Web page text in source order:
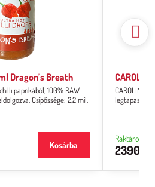
Dragon’s Breath
paprikából, 100% RAW.
Csípőssége: 2,2 mil.
Kosárba
CAROLINA
Raktáron
2390